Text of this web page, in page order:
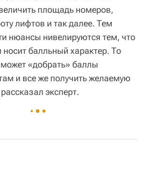
площадь номеров,
лифтов и так далее. Тем
нюансы нивелируются тем, что
носит балльный характер. То
может «добрать» баллы
и все же получить желаемую
эксперт.